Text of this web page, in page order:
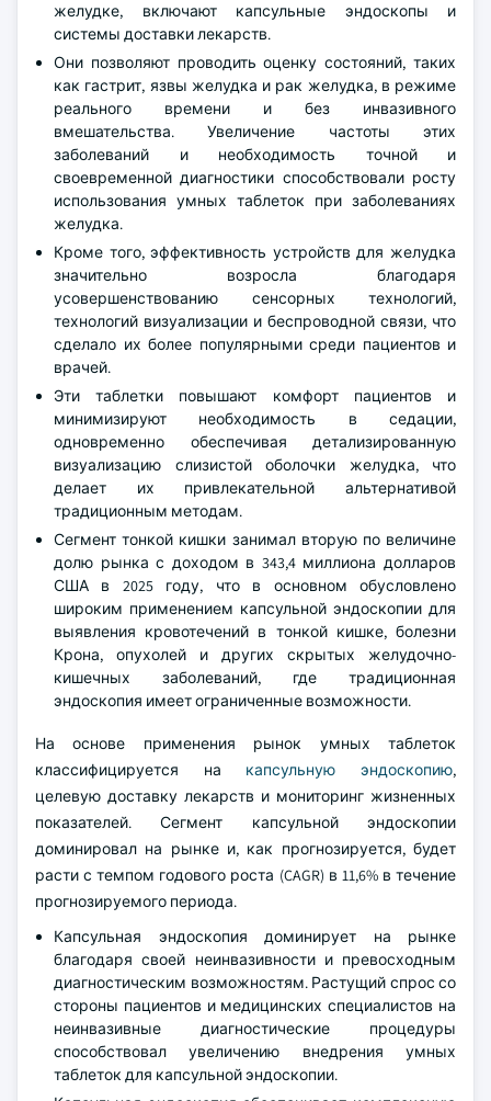
желудке, включают капсульные эндоскопы и
системы доставки лекарств.
Они позволяют проводить оценку состояний, таких
как гастрит, язвы желудка и рак желудка, в режиме
реального времени и без инвазивного
вмешательства. Увеличение частоты этих
заболеваний и необходимость точной и
своевременной диагностики способствовали росту
использования умных таблеток при заболеваниях
желудка.
Кроме того, эффективность устройств для желудка
значительно возросла благодаря
усовершенствованию сенсорных технологий,
технологий визуализации и беспроводной связи, что
сделало их более популярными среди пациентов и
врачей.
Эти таблетки повышают комфорт пациентов и
минимизируют необходимость в седации,
одновременно обеспечивая детализированную
визуализацию слизистой оболочки желудка, что
делает их привлекательной альтернативой
традиционным методам.
Сегмент тонкой кишки занимал вторую по величине
долю рынка с доходом в 343,4 миллиона долларов
США в 2025 году, что в основном обусловлено
широким применением капсульной эндоскопии для
выявления кровотечений в тонкой кишке, болезни
Крона, опухолей и других скрытых желудочно-
кишечных заболеваний, где традиционная
эндоскопия имеет ограниченные возможности.
На основе применения рынок умных таблеток
классифицируется на капсульную эндоскопию,
целевую доставку лекарств и мониторинг жизненных
показателей. Сегмент капсульной эндоскопии
доминировал на рынке и, как прогнозируется, будет
расти с темпом годового роста (CAGR) в 11,6% в течение
прогнозируемого периода.
Капсульная эндоскопия доминирует на рынке
благодаря своей неинвазивности и превосходным
диагностическим возможностям. Растущий спрос со
стороны пациентов и медицинских специалистов на
неинвазивные диагностические процедуры
способствовал увеличению внедрения умных
таблеток для капсульной эндоскопии.